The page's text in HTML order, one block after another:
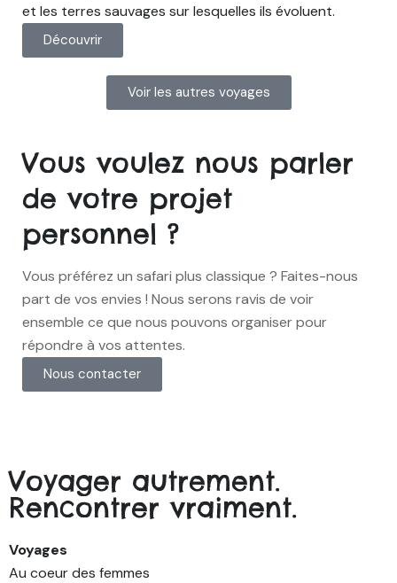
et les terres sauvages sur lesquelles ils évoluent.
Découvrir
Voir les autres voyages
Vous voulez nous parler
de votre projet
personnel ?​
Vous préférez un safari plus classique ? Faites-nous
part de vos envies ! Nous serons ravis de voir
ensemble ce que nous pouvons organiser pour
répondre à vos attentes.
Nous contacter
Voyager autrement.
Rencontrer vraiment.
Voyages
Au coeur des femmes